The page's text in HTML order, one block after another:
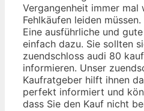
Vergangenheit immer mal
Fehlkäufen leiden
Eine ausführliche und
einfach dazu. Sie sollten
zuendschloss audi 80
informieren. Unser
Kaufratgeber hilft ihnen
perfekt informiert und
dass Sie den Kauf nicht